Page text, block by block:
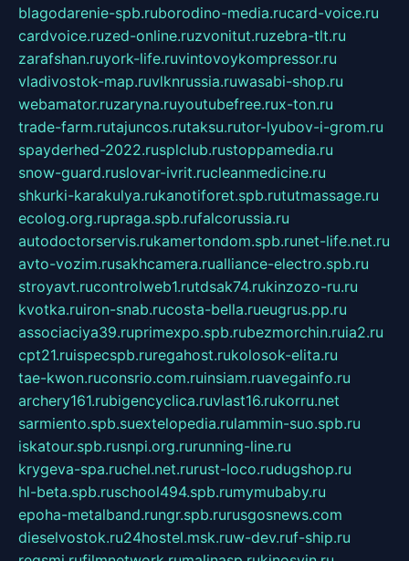
blagodarenie-spb.ruborodino-media.rucard-voice.ru
cardvoice.ruzed-online.ruzvonitut.ruzebra-tlt.ru
zarafshan.ruyork-life.ruvintovoykompressor.ru
vladivostok-map.ruvlknrussia.ruwasabi-shop.ru
webamator.ruzaryna.ruyoutubefree.rux-ton.ru
trade-farm.rutajuncos.rutaksu.rutor-lyubov-i-grom.ru
spayderhed-2022.rusplclub.rustoppamedia.ru
snow-guard.ruslovar-ivrit.rucleanmedicine.ru
shkurki-karakulya.rukanotiforet.spb.rututmassage.ru
ecolog.org.rupraga.spb.rufalcorussia.ru
autodoctorservis.rukamertondom.spb.runet-life.net.ru
avto-vozim.rusakhcamera.rualliance-electro.spb.ru
stroyavt.rucontrolweb1.rutdsak74.rukinzozo-ru.ru
kvotka.ruiron-snab.rucosta-bella.rueugrus.pp.ru
associaciya39.ruprimexpo.spb.rubezmorchin.ruia2.ru
cpt21.ruispecspb.ruregahost.rukolosok-elita.ru
tae-kwon.ruconsrio.com.ruinsiam.ruavegainfo.ru
archery161.rubigencyclica.ruvlast16.rukorru.net
sarmiento.spb.suextelopedia.rulammin-suo.spb.ru
iskatour.spb.rusnpi.org.rurunning-line.ru
krygeva-spa.ruchel.net.rurust-loco.rudugshop.ru
hl-beta.spb.ruschool494.spb.rumymubaby.ru
epoha-metalband.rungr.spb.rurusgosnews.com
dieselvostok.ru24hostel.msk.ruw-dev.ruf-ship.ru